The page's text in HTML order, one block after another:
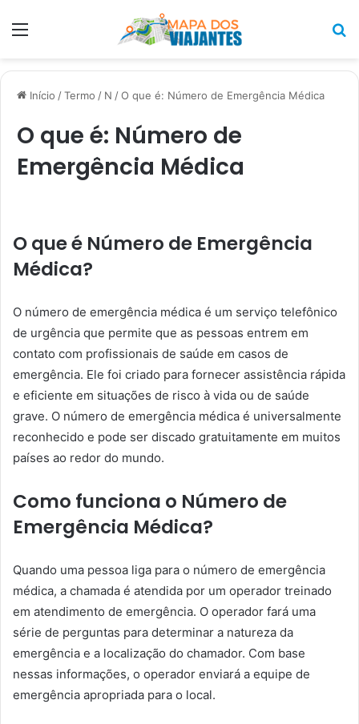
Menu
Início /Termo / N /O que é: Número de Emergência Médica
O que é: Número de
Emergência Médica
O que é Número de Emergência
Médica?
O número de emergência médica é um serviço telefônico
de urgência que permite que as pessoas entrem em
contato com profissionais de saúde em casos de
emergência. Ele foi criado para fornecer assistência rápida
e eficiente em situações de risco à vida ou de saúde
grave. O número de emergência médica é universalmente
reconhecido e pode ser discado gratuitamente em muitos
países ao redor do mundo.
Como funciona o Número de
Emergência Médica?
Quando uma pessoa liga para o número de emergência
médica, a chamada é atendida por um operador treinado
em atendimento de emergência. O operador fará uma
série de perguntas para determinar a natureza da
emergência e a localização do chamador. Com base
nessas informações, o operador enviará a equipe de
emergência apropriada para o local.